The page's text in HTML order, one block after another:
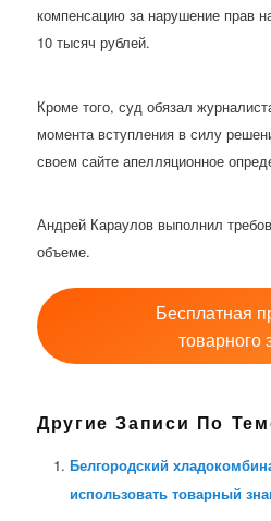
компенсацию за нарушение прав
10 тысяч рублей.
Кроме того, суд обязал
момента вступления в силу
своем сайте апелляционное
Андрей Караулов выполнил
объеме.
Бесплатная
товарного
Другие Записи По
Белгородский
использовать товарный